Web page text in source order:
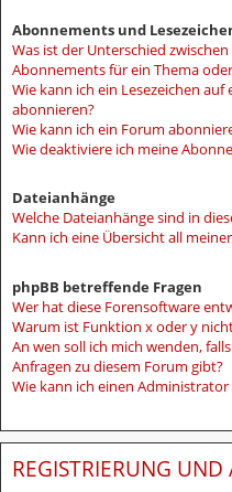
Abonnements und
Was ist der Unterschied
Abonnements für ein Thema
Wie kann ich ein Lesezeichen
abonnieren?
Wie kann ich ein Forum
Wie deaktiviere ich meine
Dateianhänge
Welche Dateianhänge sind in
Kann ich eine Übersicht all
phpBB betreffende Fragen
Wer hat diese Forensoftware
Warum ist Funktion x oder y
An wen soll ich mich wenden,
Anfragen zu diesem Forum gibt?
Wie kann ich einen
REGISTRIERUNG